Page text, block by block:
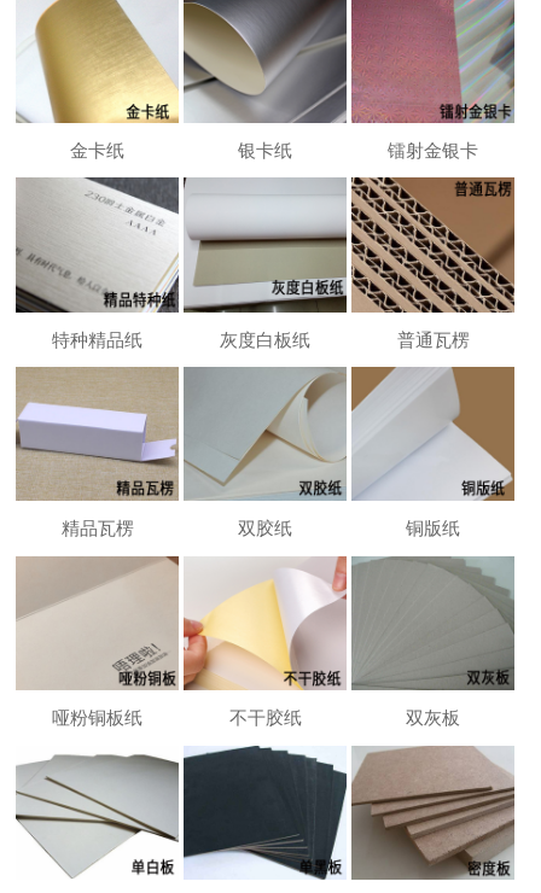
金卡纸 银卡纸 镭射金银卡
特种精品纸 灰度白板纸 普通瓦楞
精品瓦楞 双胶纸 铜版纸
哑粉铜板纸 不干胶纸 双灰板